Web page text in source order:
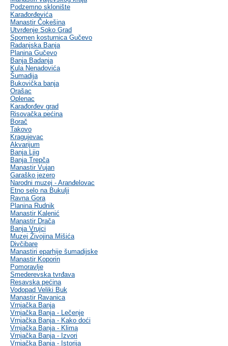
Podzemno sklonište
Karađorđevića
Manastir Čokešina
Utvrđenje Soko Grad
Spomen kosturnica Gučevo
Radanjska Banja
Planina Gučevo
Banja Badanja
Kula Nenadovića
Šumadija
Bukovička banja
Orašac
Oplenac
Karađorđev grad
Risovačka pećina
Borač
Takovo
Kragujevac
Akvarijum
Banja Ljig
Banja Trepča
Manastir Vujan
Garaško jezero
Narodni muzej - Aranđelovac
Etno selo na Bukulji
Ravna Gora
Planina Rudnik
Manastir Kalenić
Manastir Drača
Banja Vrujci
Muzej Živojina Mišića
Divčibare
Manastiri eparhije šumadijske
Manastir Koporin
Pomoravlje
Smederevska tvrđava
Resavska pećina
Vodopad Veliki Buk
Manastir Ravanica
Vrnjačka Banja
Vrnjačka Banja - Lečenje
Vrnjačka Banja - Kako doći
Vrnjačka Banja - Klima
Vrnjačka Banja - Izvori
Vrnjačka Banja - Istorija